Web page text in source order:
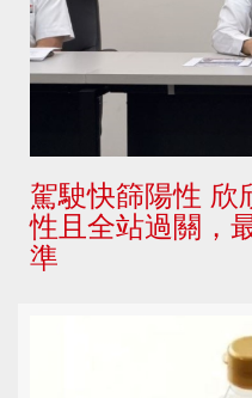
駕駛快篩陽性 欣
性且全站過關，
準